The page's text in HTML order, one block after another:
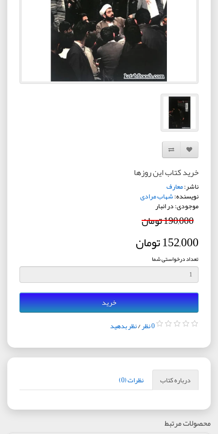
افزودن به لیست دلخواه
مقایسه این محصول
خرید کتاب این روزها
ناشر:معارف
نویسنده:شهاب مرادی
موجودی: در انبار
190,000 تومان
152,000 تومان
تعداد درخواستی شما
خرید
0 نظر /نظر بدهید
درباره کتاب نظرات (0)
محصولات مرتبط